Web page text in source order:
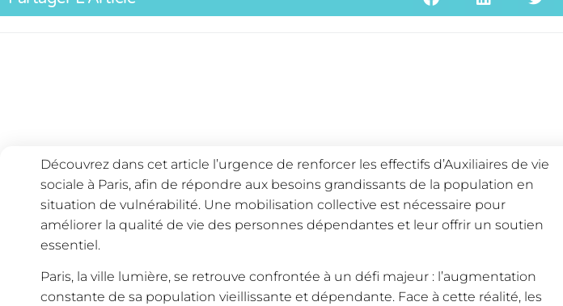
Découvrez dans cet article l’urgence de renforcer les effectifs d’Auxiliaires de vie
sociale à Paris, afin de répondre aux besoins grandissants de la population en
situation de vulnérabilité. Une mobilisation collective est nécessaire pour
améliorer la qualité de vie des personnes dépendantes et leur offrir un soutien
essentiel.
Paris, la ville lumière, se retrouve confrontée à un défi majeur : l’augmentation
constante de sa population vieillissante et dépendante. Face à cette réalité, les